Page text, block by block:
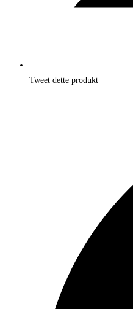
Tweet dette produkt